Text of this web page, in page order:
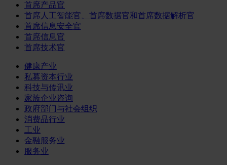
首席产品官
首席人工智能官、首席数据官和首席数据解析官
首席信息安全官
首席信息官
首席技术官
健康产业
私募资本行业
科技与传讯业
家族企业咨询
政府部门与社会组织
消费品行业
工业
金融服务业
服务业